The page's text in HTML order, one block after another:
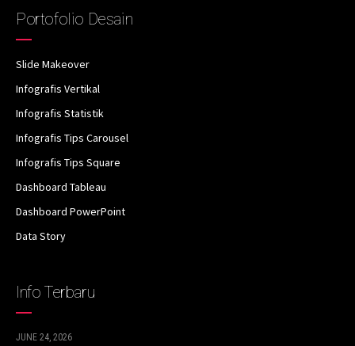
Portofolio Desain
Slide Makeover
Infografis Vertikal
Infografis Statistik
Infografis Tips Carousel
Infografis Tips Square
Dashboard Tableau
Dashboard PowerPoint
Data Story
Info Terbaru
JUNE 24, 2026